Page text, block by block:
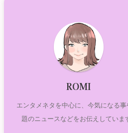
ROMI
エンタメネタを中心に、今気になる
題のニュースなどをお伝えしていま